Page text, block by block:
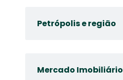
Petrópolis e região
Mercado Imobiliário